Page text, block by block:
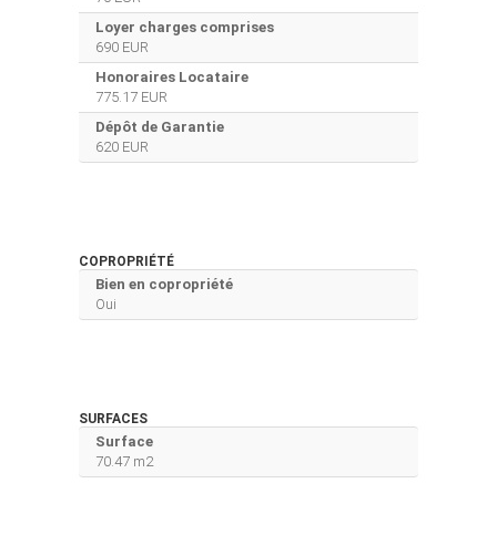
Loyer charges comprises
690 EUR
Honoraires Locataire
775.17 EUR
Dépôt de Garantie
620 EUR
COPROPRIÉTÉ
Bien en copropriété
Oui
SURFACES
Surface
70.47 m2